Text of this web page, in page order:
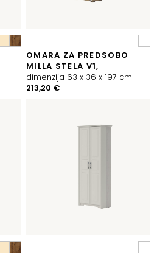
OMARA ZA PREDSOBO
MILLA STELA V1,
dimenzija 63 x 36 x 197 cm
213,20 €